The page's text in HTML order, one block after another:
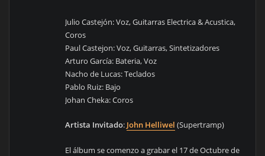
Julio Castejón: Voz, Guitarras Electrica & Acustica,
Coros
Paul Castejon: Voz, Guitarras, Sintetizadores
Arturo García: Bateria, Voz
Nacho de Lucas: Teclados
Pablo Ruiz: Bajo
Johan Cheka: Coros
Artista Invitado: John Helliwel (Supertramp)
El álbum se comenzo a grabar el 17 de Octubre de